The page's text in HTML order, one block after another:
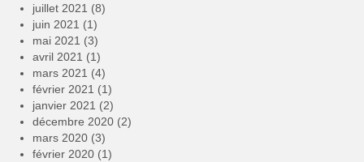
juillet 2021 (8)
juin 2021 (1)
mai 2021 (3)
avril 2021 (1)
mars 2021 (4)
février 2021 (1)
janvier 2021 (2)
décembre 2020 (2)
mars 2020 (3)
février 2020 (1)